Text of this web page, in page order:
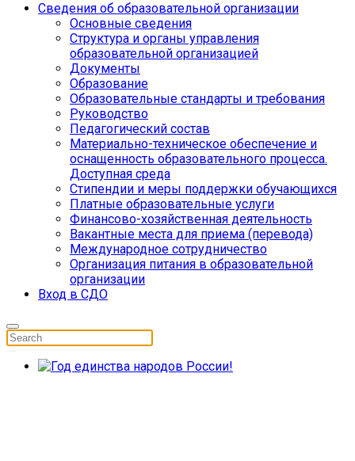
Сведения об образовательной организации
Основные сведения
Структура и органы управления
образовательной организацией
Документы
Образование
Образовательные стандарты и требования
Руководство
Педагогический состав
Материально-техническое обеспечение и
оснащенность образовательного процесса.
Доступная среда
Cтипендии и меры поддержки обучающихся
Платные образовательные услуги
Финансово-хозяйственная деятельность
Вакантные места для приема (перевода)
Международное сотрудничество
Организация питания в образовательной
организации
Вход в СДО